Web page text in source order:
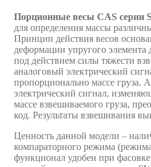
Порционные весы CAS серии
для определения массы
Принцип действия весов
деформации упругого
под действием силы тяжести
аналоговый электрический
пропорционально массе груза.
электрический сигнал,
массе взвешиваемого груза,
код. Результаты взвешивания
Ценность данной модели –
компараторного режима
функционал удобен при